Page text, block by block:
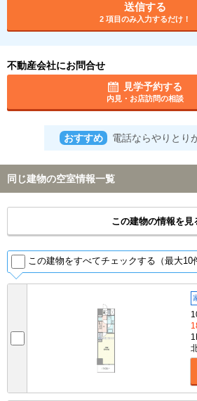
送信する
2 項目のみ入力するだけ！
不動産会社にお問合せ
見学予約する
内見・お店訪問の相談
おすすめ 電話ならやりとり
同じ建物の空室情報一覧
この建物の情報を見
この建物をすべてチェックする（最大10